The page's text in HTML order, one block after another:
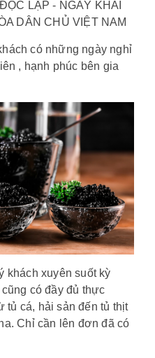
LẬP - NGÀY KHAI
DÂN CHỦ VIỆT NAM
có những ngày nghỉ
, hạnh phúc bên gia
khách xuyên suốt kỳ
cũng có đầy đủ thực
tủ cá, hải sản đến tủ thịt
Chỉ cần lên đơn đã có